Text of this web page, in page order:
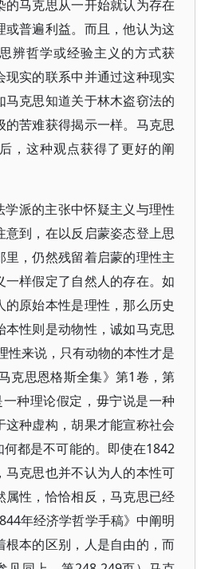
马克思从一开始就认为存在
或普遍利益。而且，他认为这
辨哲学或经验主义的方式获
现实的联系中并通过这种现实
克思知道关于林木盗窃法的
苦难获得揭示一样。马克思
，这种观点获得了更好的阐
学派的主张中怀疑主义与理性
意到，在以反启蒙姿态登上思
，仍然残留着启蒙的理性主
一样假定了自然人的存在。如
原始本性是理性，那么历史
性则是动物性，诚如马克思
性来说，只有动物的本性才是
克思恩格斯全集》第1卷，第
种理论假定，毋宁说是一种
种虚构，胡果才能宣称社会
都是不可能的。即使在1842
马克思也并不认为人的本性可
属性，恰恰相反，马克思已经
年经济学哲学手稿》中阐明
根本的区别，人是自由的，而